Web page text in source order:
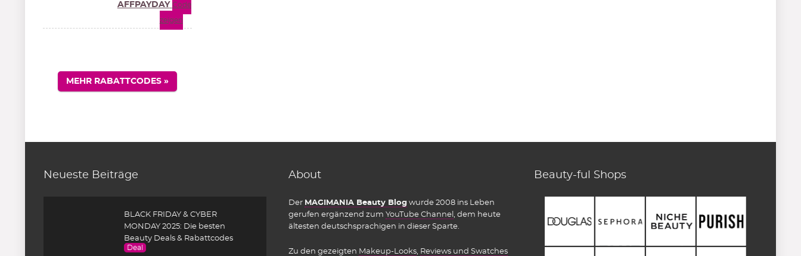
AFFPAYDAY Code
zeigen
MEHR RABATTCODES »
Neueste Beiträge
BLACK FRIDAY & CYBER
MONDAY 2025: Die besten
Beauty Deals & Rabattcodes
Deal
About
Der MAGIMANIA Beauty Blog wurde 2008 ins Leben
gerufen ergänzend zumYouTube Channel, dem heute
ältesten deutschsprachigen in dieser Sparte.
Zu den gezeigten Makeup-Looks, Reviews und Swatches
Beauty-ful Shops